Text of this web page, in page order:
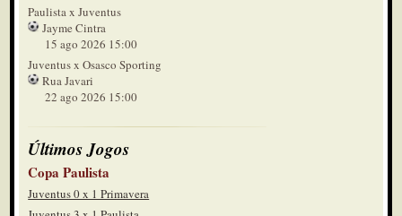
Paulista x Juventus
Jayme Cintra
15 ago 2026 15:00
Juventus x Osasco Sporting
Rua Javari
22 ago 2026 15:00
Últimos Jogos
Copa Paulista
Juventus 0 x 1 Primavera